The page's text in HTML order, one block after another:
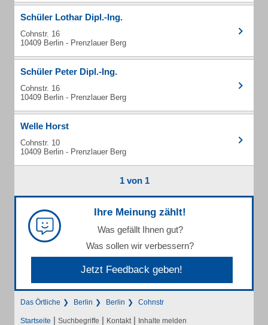
Schüler Lothar Dipl.-Ing.
Cohnstr. 16
10409 Berlin - Prenzlauer Berg
Schüler Peter Dipl.-Ing.
Cohnstr. 16
10409 Berlin - Prenzlauer Berg
Welle Horst
Cohnstr. 10
10409 Berlin - Prenzlauer Berg
1 von 1
Ihre Meinung zählt!
Was gefällt Ihnen gut?
Was sollen wir verbessern?
Jetzt Feedback geben!
Das Örtliche Berlin Berlin Cohnstr
Startseite | Suchbegriffe | Kontakt | Inhalte melden